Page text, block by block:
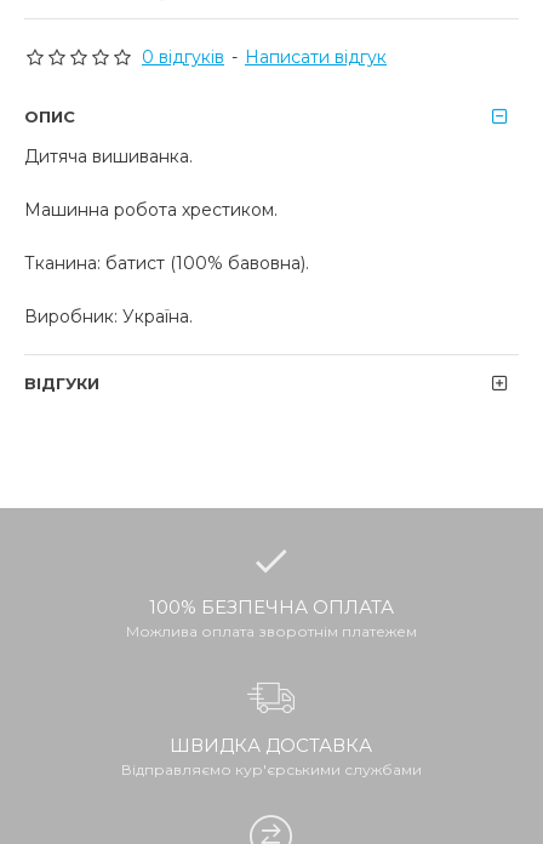
0 відгуків - Написати відгук
ОПИС
Дитяча вишиванка.
Машинна робота хрестиком.
Тканина: батист (100% бавовна).
Виробник: Україна.
ВІДГУКИ
100% БЕЗПЕЧНА ОПЛАТА
Можлива оплата зворотнім платежем
ШВИДКА ДОСТАВКА
Відправляємо кур'єрськими службами